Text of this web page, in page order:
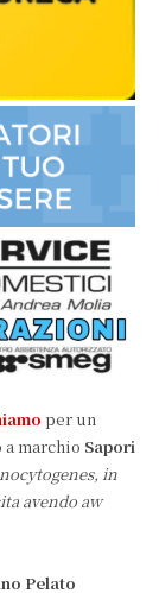
per un
a marchio Sapori
in
avendo aw
Pelato